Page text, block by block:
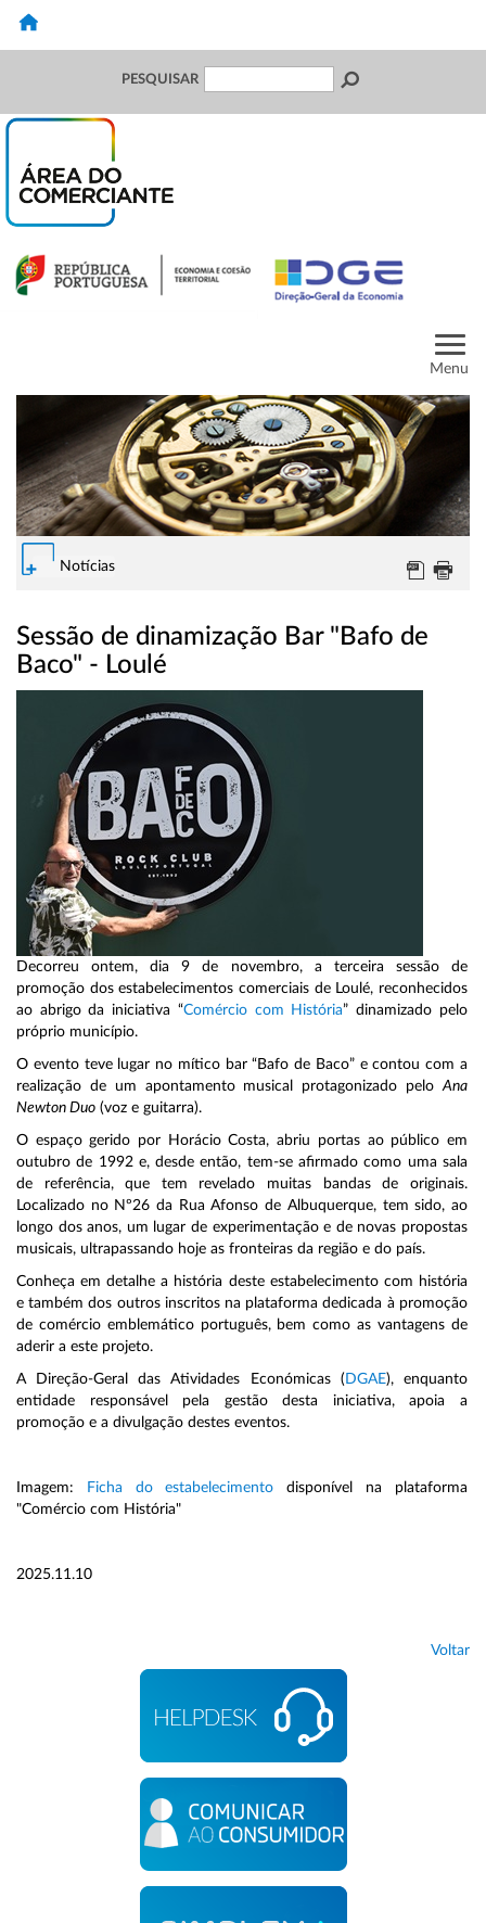
PESQUISAR
Menu
Notícias
Sessão de dinamização Bar "Bafo de
Baco" - Loulé
Decorreu ontem, dia 9 de novembro, a terceira sessão de
promoção dos estabelecimentos comerciais de Loulé, reconhecidos
ao abrigo da iniciativa “Comércio com História” dinamizado pelo
próprio município.
O evento teve lugar no mítico bar “Bafo de Baco” e contou com a
realização de um apontamento musical protagonizado peloAna
Newton Duo (voz e guitarra).
O espaço gerido por Horácio Costa, abriu portas ao público em
outubro de 1992 e, desde então, tem-se afirmado como uma sala
de referência, que tem revelado muitas bandas de originais.
Localizado no Nº26 da Rua Afonso de Albuquerque, tem sido, ao
longo dos anos, um lugar de experimentação e de novas propostas
musicais, ultrapassando hoje as fronteiras da região e do país.
Conheça em detalhe a história deste estabelecimento com história
e também dos outros inscritos na plataforma dedicada à promoção
de comércio emblemático português, bem como as vantagens de
aderir a este projeto.
A Direção-Geral das Atividades Económicas ( DGAE), enquanto
entidade responsável pela gestão desta iniciativa, apoia a
promoção e a divulgação destes eventos.
Imagem: Ficha do estabelecimento disponível na plataforma
"Comércio com História"
2025.11.10
Voltar